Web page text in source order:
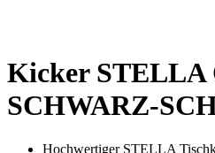
Kicker STELLA
SCHWARZ-
Hochwertiger STELLA